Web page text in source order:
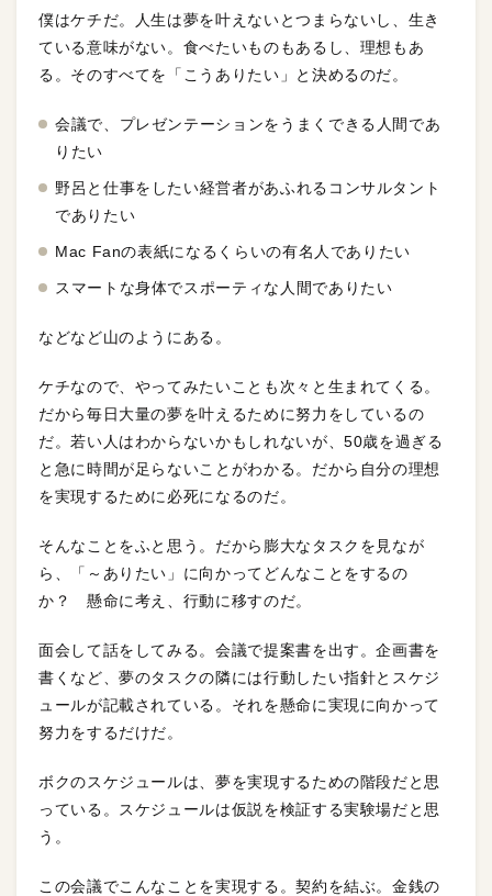
僕はケチだ。人生は夢を叶えないとつまらないし、生き
ている意味がない。食べたいものもあるし、理想もあ
る。そのすべてを「こうありたい」と決めるのだ。
会議で、プレゼンテーションをうまくできる人間であ
りたい
野呂と仕事をしたい経営者があふれるコンサルタント
でありたい
Mac Fanの表紙になるくらいの有名人でありたい
スマートな身体でスポーティな人間でありたい
などなど山のようにある。
ケチなので、やってみたいことも次々と生まれてくる。
だから毎日大量の夢を叶えるために努力をしているの
だ。若い人はわからないかもしれないが、50歳を過ぎる
と急に時間が足らないことがわかる。だから自分の理想
を実現するために必死になるのだ。
そんなことをふと思う。だから膨大なタスクを見なが
ら、「～ありたい」に向かってどんなことをするの
か？ 懸命に考え、行動に移すのだ。
面会して話をしてみる。会議で提案書を出す。企画書を
書くなど、夢のタスクの隣には行動したい指針とスケジ
ュールが記載されている。それを懸命に実現に向かって
努力をするだけだ。
ボクのスケジュールは、夢を実現するための階段だと思
っている。スケジュールは仮説を検証する実験場だと思
う。
この会議でこんなことを実現する。契約を結ぶ。金銭の